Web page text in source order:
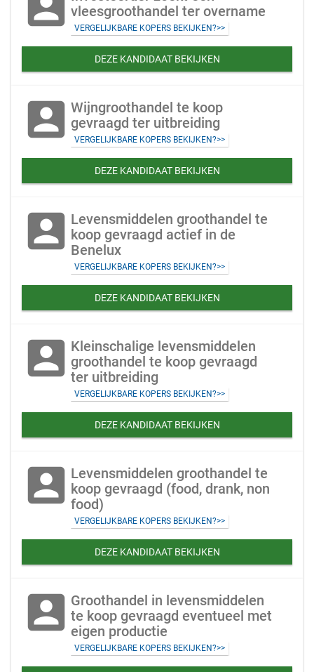
vleesgroothandel ter overname
VERGELIJKBARE KOPERS BEKIJKEN?>>
DEZE KANDIDAAT BEKIJKEN
account_box Wijngroothandel te koop
gevraagd ter uitbreiding
VERGELIJKBARE KOPERS BEKIJKEN?>>
DEZE KANDIDAAT BEKIJKEN
account_box Levensmiddelen groothandel te
koop gevraagd actief in de
Benelux
VERGELIJKBARE KOPERS BEKIJKEN?>>
DEZE KANDIDAAT BEKIJKEN
account_box Kleinschalige levensmiddelen
groothandel te koop gevraagd
ter uitbreiding
VERGELIJKBARE KOPERS BEKIJKEN?>>
DEZE KANDIDAAT BEKIJKEN
account_box Levensmiddelen groothandel te
koop gevraagd (food, drank, non
food)
VERGELIJKBARE KOPERS BEKIJKEN?>>
DEZE KANDIDAAT BEKIJKEN
account_box Groothandel in levensmiddelen
te koop gevraagd eventueel met
eigen productie
VERGELIJKBARE KOPERS BEKIJKEN?>>